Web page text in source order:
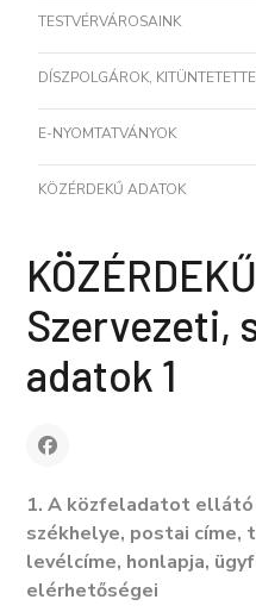
TESTVÉRVÁROSAINK
DÍSZPOLGÁROK,
E-NYOMTATVÁNYOK
KÖZÉRDEKŰ ADATOK
Szervezeti,
adatok 1
1. A közfeladatot ellátó
székhelye, postai címe,
levélcíme, honlapja,
elérhetőségei